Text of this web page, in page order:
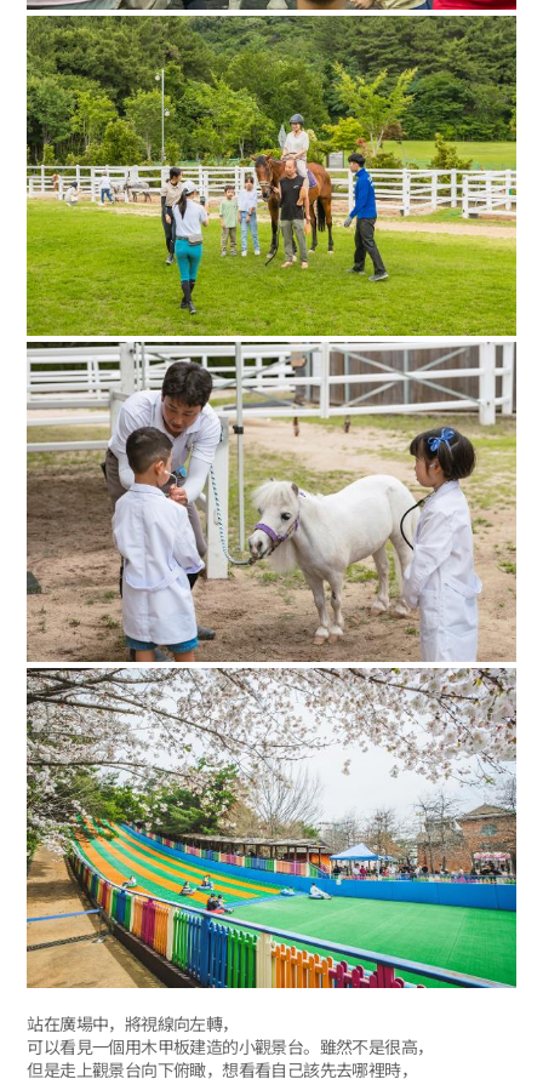
站在廣場中，將視線向左轉，
可以看見一個用木甲板建造的小觀景台。雖然不是很高，
但是走上觀景台向下俯瞰，想看看自己該先去哪裡時，